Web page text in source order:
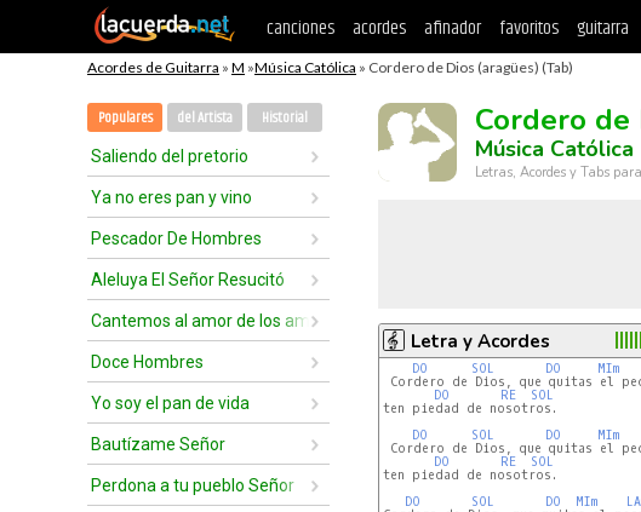
canciones acordes afinador favoritos guitarra
Acordes de Guitarra » M »Música Católica » Cordero de Dios (aragües) (Tab)
Populares del Artista Historial
Saliendo del pretorio
Ya no eres pan y vino
Pescador De Hombres
Aleluya El Señor Resucitó
Cantemos al amor de los amores
Doce Hombres
Yo soy el pan de vida
Bautízame Señor
Perdona a tu pueblo Señor
Cordero de
Música Católica
Letras, Acordes y Tabs
Letra y Acordes
DO SOL DO MIm
Cordero de Dios, que quitas el
DO
RE
SOL
ten piedad de nosotros.
DO
SOL DO MIm
Cordero de Dios, que quitas el
DO
RE
SOL
ten piedad de nosotros.
DO
SOL DO MIm